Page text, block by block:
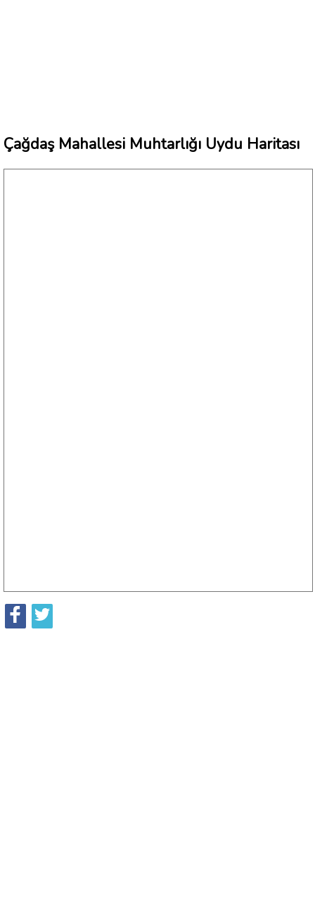
Çağdaş Mahallesi Muhtarlığı Uydu Haritası